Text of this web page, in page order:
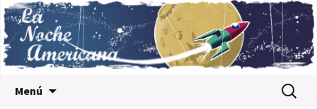
Menú Buscar: